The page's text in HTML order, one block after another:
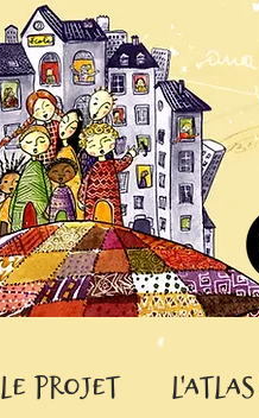
Le projet